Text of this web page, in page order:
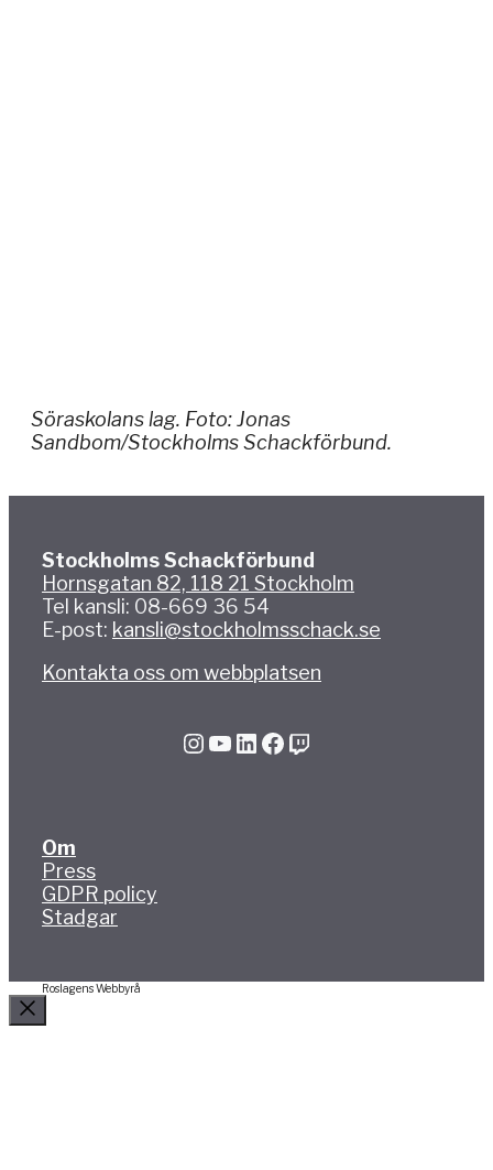
Söraskolans lag. Foto: Jonas
Sandbom/Stockholms Schackförbund.
Stockholms Schackförbund
Hornsgatan 82, 118 21 Stockholm
Tel kansli: 08-669 36 54
E-post: kansli@stockholmsschack.se
Kontakta oss om webbplatsen
InstagramYouTube LinkedIn Facebook Twitch
Om
Press
GDPR policy
Stadgar
Roslagens Webbyrå
Stäng